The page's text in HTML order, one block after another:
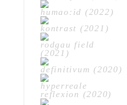
humao:id (2022)
kontrast (2021)
rodgau field
(2021)
definitivum (2020)
hyperreale
reflexion (2020)